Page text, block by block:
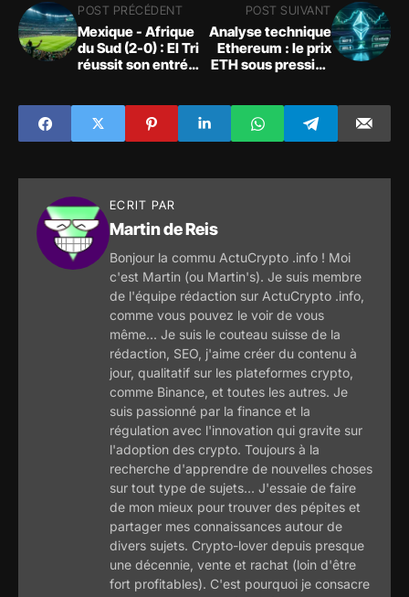
POST PRÉCÉDENT
Mexique - Afrique
du Sud (2-0) : El Tri
réussit son entrée
POST SUIVANT
Analyse technique
Ethereum : le prix
ETH sous pression
ECRIT PAR
Martin de Reis
Bonjour la commu ActuCrypto .info ! Moi
c'est Martin (ou Martin's). Je suis membre
de l'équipe rédaction sur ActuCrypto .info,
comme vous pouvez le voir de vous
même... Je suis le couteau suisse de la
rédaction, SEO, j'aime créer du contenu à
jour, qualitatif sur les plateformes crypto,
comme Binance, et toutes les autres. Je
suis passionné par la finance et la
régulation avec l'innovation qui gravite sur
l'adoption des crypto. Toujours à la
recherche d'apprendre de nouvelles choses
sur tout type de sujets... J'essaie de faire
de mon mieux pour trouver des pépites et
partager mes connaissances autour de
divers sujets. Crypto-lover depuis presque
une décennie, vente et rachat (loin d'être
fort profitables). C'est pourquoi je consacre